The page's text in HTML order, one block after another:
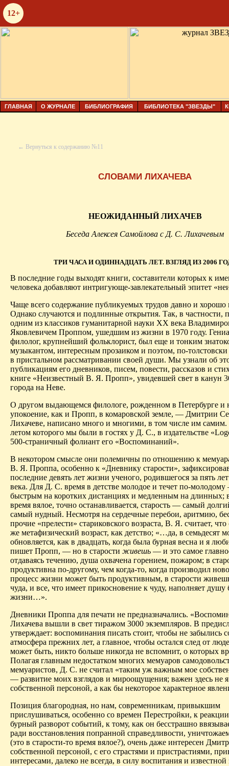
12+
ГЛАВНАЯ О ЖУРНАЛЕ БИБЛИОГРАФИЯ БИБЛИОТЕКА "ЗВЕЗДЫ"
← Вернуться к содержанию №11
СЛОВАМИ ЛИХАЧЕВА
НЕОЖИДАННЫЙ ЛИХАЧЕВ
Беседа Алексея Самойлова с Д. С. Лихачевым
ТРИ ЧАСА И ОДИННАДЦАТЬ ЛЕТ. ВЗГЛЯД ИЗ 2006
В последние годы выходят книги, составители которых к
человека добавляют интригующе-завлекательный эпитет
Чаще всего содержание публикуемых трудов давно и хорошо
Одна­ко случаются и подлинные открытия. Так, в частности,
одним из классиков гуманитарной науки ХХ века
Яковлевичем Проппом, ушедшим из жизни в 1970 году.
филолог, крупнейший фольклорист, был еще и тонким
музыкантом, интересным прозаиком и поэтом, по-
в пристальном рассматривании своей души. Мы узнали об
публикациям его дневников, писем, повести, рассказов и
книге «Неизвестный В. Я. Пропп», увидевшей свет в канун
города на Неве.
О другом выдающемся филологе, рожденном в Петербурге
упокоение, как и Пропп, в комаровской земле, — Дмитрии
Лихачеве, написано много и многими, в том числе им самим.
летом которого мы были в гостях у Д. С., в издательстве
500-страничный фолиант его «Воспоминаний».
В некотором смысле они полемичны по отношению к
В. Я. Проппа, особенно к «Дневнику старости»,
последние девять лет жизни ученого, родившегося за пять
века. Для Д. С. время в детстве молодое и течет по-
быстрым на коротких дистанциях и медленным на длинных;
время вялое, точно останавливается, старость — самый
самый нудный. Несмотря на сердечные перебои, аритмию,
прочие «прелести» стариковского возраста, В. Я. считает, что
же метафизический возраст, как детство; «…да, в семьдесят
обновляется, как в двадцать, когда была бурная весна и я
пишет Пропп, — но в старости живешь — и это самое
отдаваясь течению, душа охвачена горением, пожаром; в
продуктивна по-другому, чем когда-то, когда производил
процесс жизни может быть продуктивным, в старости
чуда, и все, что имеет прикосновение к чуду, наполняет душу
жизни…».
Дневники Проппа для печати не предназначались.
Лихачева вышли в свет тиражом 3000 экземпляров. В
утверждает: воспоминания писать стоит, чтобы не забылись
атмосфера преж­них лет, а главное, чтобы остался след от
может быть, никто больше никогда не вспомнит, о которых
Полагая главным недостатком многих мемуаров
мемуаристов, Д. С. не считал «таким уж важным мое
— развитие моих взглядов и мироощущения; важен здесь не
собственной персоной, а как бы некоторое характерное
Позиция благородная, но нам, современникам, привыкшим
прислушиваться, особенно со времен Перестройки, к
бурный разворот событий, к тому, как он бесстрашно
ради восстановления попранной справедли­вости,
(это в старости-то время вялое?), очень даже интересен
собственной персоной, с его страстями и пристрастиями,
интересами, далеко не всегда, в силу воспитания и известной